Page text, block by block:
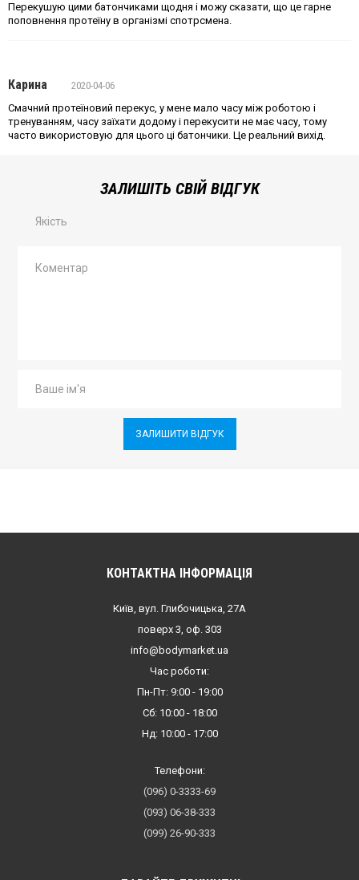
Перекушую цими батончиками щодня і можу сказати, що це гарне
поповнення протеїну в організмі спотрсмена.
Карина
2020-04-06
Смачний протеїновий перекус, у мене мало часу між роботою і
тренуванням, часу заїхати додому і перекусити не має часу, тому
часто використовую для цього ці батончики. Це реальний вихід.
ЗАЛИШІТЬ СВІЙ ВІДГУК
Якість
ЗАЛИШИТИ ВІДГУК
КОНТАКТНА ІНФОРМАЦІЯ
Київ, вул. Глибочицька, 27А
поверх 3, оф. 303
info@bodymarket.ua
Час роботи:
Пн-Пт: 9:00 - 19:00
Сб: 10:00 - 18:00
Нд: 10:00 - 17:00
Телефони:
(096) 0-3333-69
(093) 06-38-333
(099) 26-90-333